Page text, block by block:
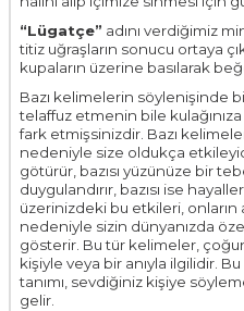
“Lügatçe” adını verdiğimiz
titiz uğraşların sonucu ortaya
kupaların üzerine basılarak
Bazı kelimelerin söylenişinde
telaffuz etmenin bile
fark etmişsinizdir. Bazı
nedeniyle size oldukça
götürür, bazısı yüzünüze bir
duygulandırır, bazısı ise
üzerinizdeki bu etkileri, onların
nedeniyle sizin dünyanızda
gösterir. Bu tür kelimeler,
kişiyle veya bir anıyla ilgilidir.
tanımı, sevdiğiniz kişiye
gelir.